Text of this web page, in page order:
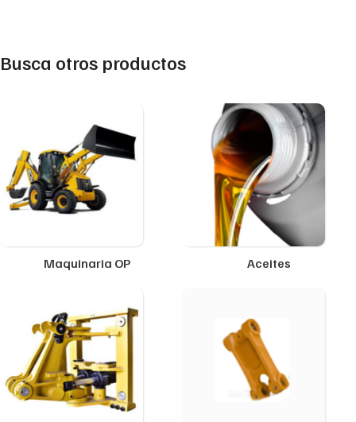
Busca otros productos
Maquinaria OP Aceites